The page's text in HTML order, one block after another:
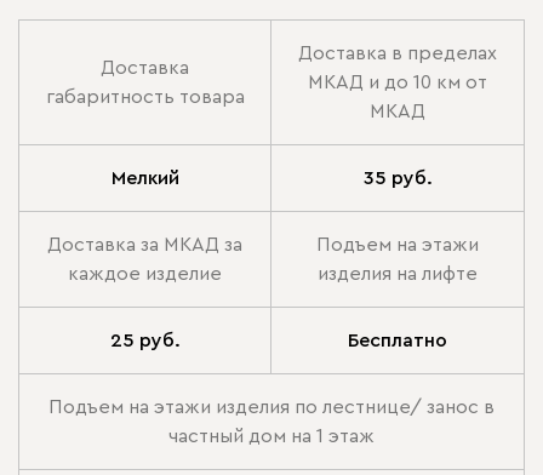
Доставка
габаритность товара
Доставка в пределах
МКАД и до 10 км от
МКАД
Мелкий 35 руб.
Доставка за МКАД за
каждое изделие
Подъем на этажи
изделия на лифте
25 руб. Бесплатно
Подъем на этажи изделия по лестнице/ занос в
частный дом на 1 этаж